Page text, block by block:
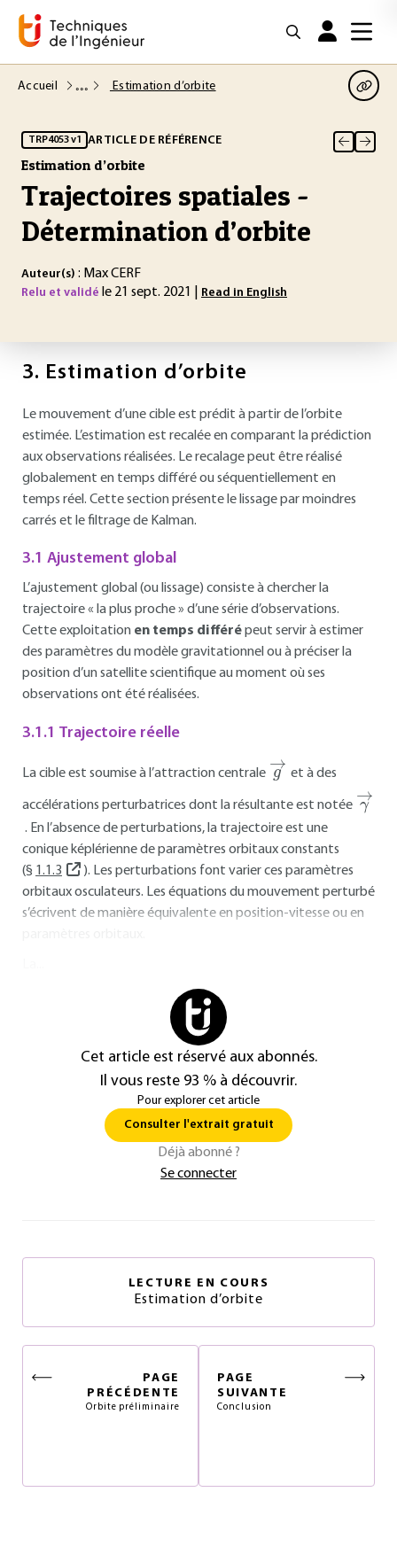
Accueil Estimation d’orbite
TRP4053 v1 ARTICLE DE RÉFÉRENCE
Estimation d’orbite
Trajectoires spatiales -
Détermination d’orbite
Auteur(s) : Max CERF
Relu et validé le 21 sept. 2021 | Read in English
3. Estimation d’orbite
Le mouvement d’une cible est prédit à partir de l’orbite
estimée. L’estimation est recalée en comparant la prédiction
aux observations réalisées. Le recalage peut être réalisé
globalement en temps différé ou séquentiellement en
temps réel. Cette section présente le lissage par moindres
carrés et le filtrage de Kalman.
3.1 Ajustement global
L’ajustement global (ou lissage) consiste à chercher la
trajectoire « la plus proche » d’une série d’observations.
Cette exploitation en temps différépeut servir à estimer
des paramètres du modèle gravitationnel ou à préciser la
position d’un satellite scientifique au moment où ses
observations ont été réalisées.
3.1.1 Trajectoire réelle
La cible est soumise à l’attraction centrale et à des
accélérations perturbatrices dont la résultante est notée
. En l’absence de perturbations, la trajectoire est une
conique képlérienne de paramètres orbitaux constants
(§ 1.1.3
). Les perturbations font varier ces paramètres
orbitaux osculateurs. Les équations du mouvement perturbé
s’écrivent de manière équivalente en position-vitesse ou en
Cet article est réservé aux abonnés.
Il vous reste 93 % à découvrir.
Pour explorer cet article
Consulter l'extrait gratuit
Déjà abonné ?
Se connecter
LECTURE EN COURS
Estimation d’orbite
PAGE
PRÉCÉDENTE
Orbite préliminaire
PAGE
SUIVANTE
Conclusion